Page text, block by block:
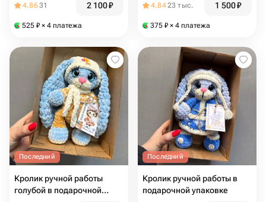
4.8631 2 100₽
525 ₽ × 4 платежа
4.8423 тыс. 1 500₽
375 ₽ × 4 платежа
Последний
Кролик ручной работы
голубой в подарочной
Последний
Кролик ручной работы в
подарочной упаковке